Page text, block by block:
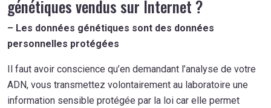
génétiques vendus sur Internet ?
– Les données génétiques sont des données
personnelles protégées
Il faut avoir conscience qu’en demandant l’analyse de votre
ADN, vous transmettez volontairement au laboratoire une
information sensible protégée par la loi car elle permet